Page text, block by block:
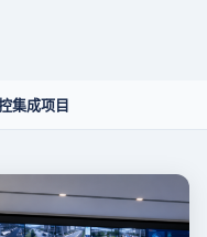
集成项目